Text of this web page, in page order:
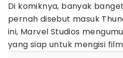
Di komiknya, banyak
pernah disebut masuk
ini, Marvel Studios
yang siap untuk mengisi